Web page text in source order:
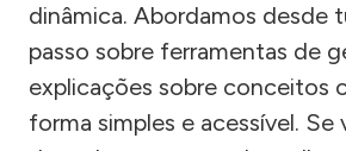
dinâmica. Abordamos desde
passo sobre ferramentas de
explicações sobre conceitos
forma simples e acessível. Se